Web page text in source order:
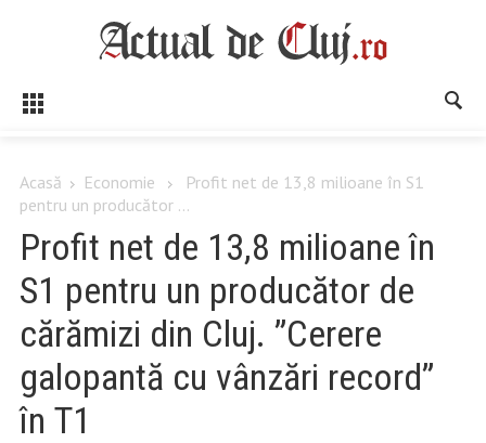
Acasă Economie
Profit net de 13,8 milioane în S1
pentru un producător ...
Profit net de 13,8 milioane în
S1 pentru un producător de
cărămizi din Cluj. ”Cerere
galopantă cu vânzări record”
în T1